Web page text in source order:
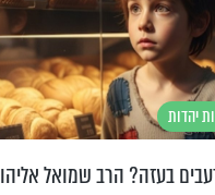
יהדות
בעזה? הרב שמואל אליהו